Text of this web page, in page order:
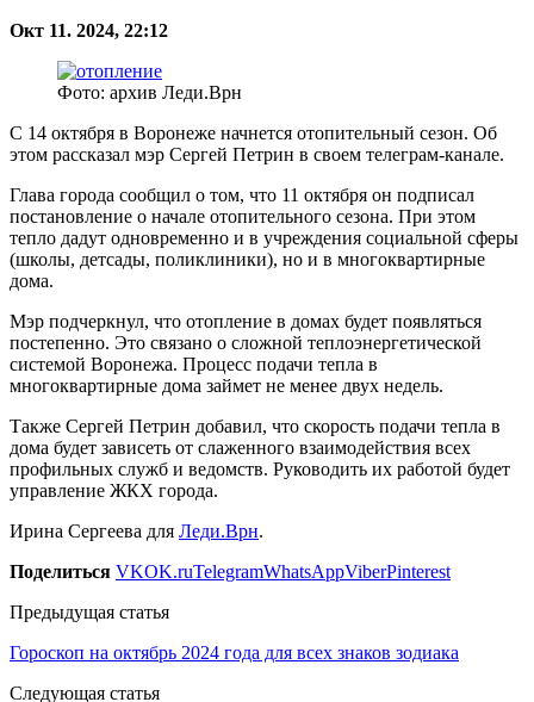
Окт 11. 2024, 22:12
Фото: архив Леди.Врн
С 14 октября в Воронеже начнется отопительный сезон. Об
этом рассказал мэр Сергей Петрин в своем телеграм-канале.
Глава города сообщил о том, что 11 октября он подписал
постановление о начале отопительного сезона. При этом
тепло дадут одновременно и в учреждения социальной сферы
(школы, детсады, поликлиники), но и в многоквартирные
дома.
Мэр подчеркнул, что отопление в домах будет появляться
постепенно. Это связано о сложной теплоэнергетической
системой Воронежа. Процесс подачи тепла в
многоквартирные дома займет не менее двух недель.
Также Сергей Петрин добавил, что скорость подачи тепла в
дома будет зависеть от слаженного взаимодействия всех
профильных служб и ведомств. Руководить их работой будет
управление ЖКХ города.
Ирина Сергеева для Леди.Врн.
Поделиться VKOK.ruTelegramWhatsAppViberPinterest
Предыдущая статья
Гороскоп на октябрь 2024 года для всех знаков зодиака
Следующая статья